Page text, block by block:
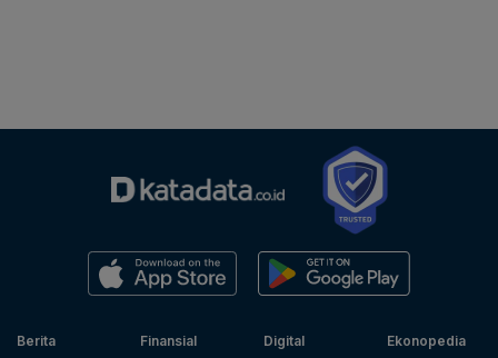
Berita
Finansial
Digital
Ekonopedia